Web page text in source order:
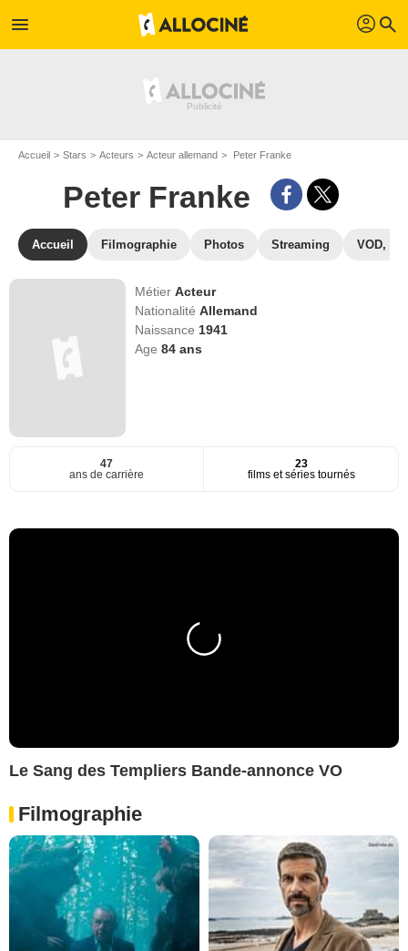
menu profil search
Accueil Stars Acteurs Acteur allemand Peter Franke
Peter Franke
Accueil Filmographie Photos Streaming VOD,
MétierActeur
NationalitéAllemand
Naissance 1941
Age84 ans
47
ans de carrière
23
films et séries tournés
Le Sang des Templiers Bande-annonce VO
Filmographie